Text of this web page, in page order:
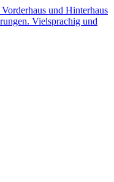
und Hinterhaus
Vielsprachig und